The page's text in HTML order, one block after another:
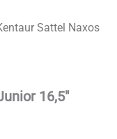
Sattel Naxos
16,5″